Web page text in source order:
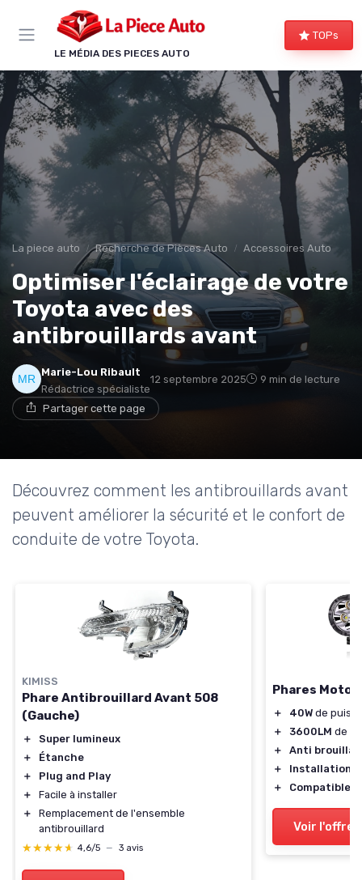
LE MÉDIA DES PIECES AUTO
TOPs
La piece auto Recherche de Pièces Auto Accessoires Auto
Optimiser l'éclairage de votre
Toyota avec des
antibrouillards avant
Marie-Lou Ribault
Rédactrice spécialiste
12 septembre 2025 9 min de lecture
Partager cette page
Découvrez comment les antibrouillards avant
peuvent améliorer la sécurité et le confort de
conduite de votre Toyota.
KIMISS
Phare Antibrouillard Avant 508
(Gauche)
＋
Super lumineux
＋
Étanche
＋
Plug and Play
＋
Facile à installer
＋
Remplacement de l'ensemble
antibrouillard
★★★★★
★★★★★ 4,6/5 — 3 avis
Phares Moto
＋ 40W de
＋
3600LM de
＋
Anti
＋
Installation
＋
Compatible
Voir l'offre
Panneau de gestion des cookies